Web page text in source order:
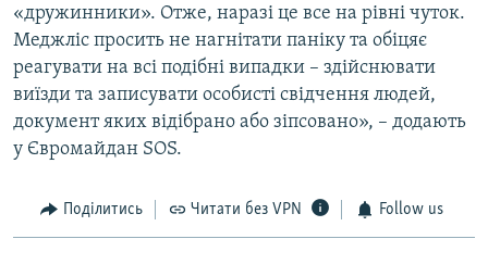
«дружинники». Отже, наразі це все на рівні чуток.
Меджліс просить не нагнітати паніку та обіцяє
реагувати на всі подібні випадки – здійснювати
виїзди та записувати особисті свідчення людей,
документ яких відібрано або зіпсовано», – додають
у Євромайдан SOS.
Поділитись Читати без VPN Follow us